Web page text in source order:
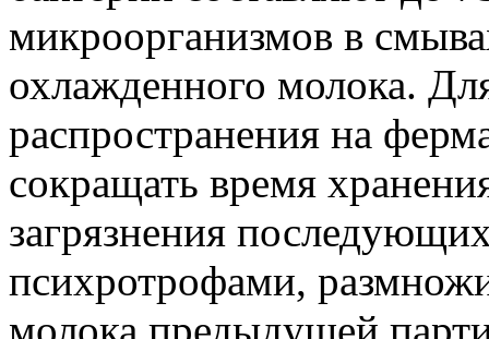
микроорганизмов в
охлажденного молока.
распространения на
сокращать время
загрязнения
психротрофами,
молока предыдущей